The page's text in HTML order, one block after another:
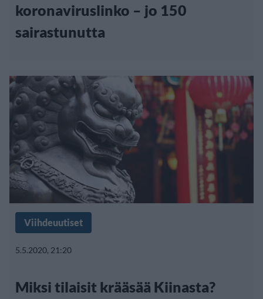
koronaviruslinko – jo 150
sairastunutta
Viihdeuutiset
5.5.2020, 21:20
Miksi tilaisit krääsää Kiinasta?